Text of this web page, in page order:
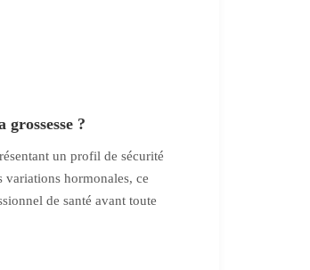
?
un profil de sécurité
variations hormonales, ce
de santé avant toute